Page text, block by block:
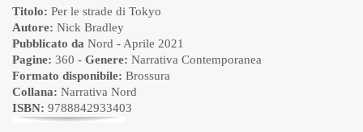
Titolo: Per le strade di Tokyo
Autore: Nick Bradley
Pubblicato da Nord - Aprile 2021
Pagine: 360 - Genere: Narrativa Contemporanea
Formato disponibile: Brossura
Collana: Narrativa Nord
ISBN: 9788842933403